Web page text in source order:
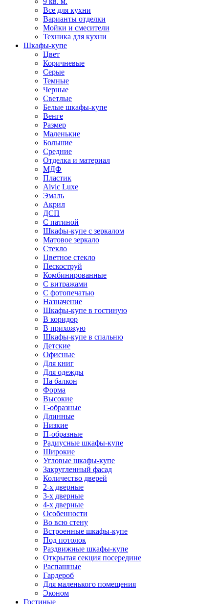
Все для кухни
Варианты отделки
Мойки и смесители
Техника для кухни
Шкафы-купе
Цвет
Коричневые
Серые
Темные
Черные
Светлые
Белые шкафы-купе
Венге
Размер
Маленькие
Большие
Средние
Отделка и материал
МДФ
Пластик
Alvic Luxe
Эмаль
Акрил
ДСП
С патиной
Шкафы-купе с зеркалом
Матовое зеркало
Стекло
Цветное стекло
Пескоструй
Комбинированные
С витражами
С фотопечатью
Назначение
Шкафы-купе в гостиную
В коридор
В прихожую
Шкафы-купе в спальню
Детские
Офисные
Для книг
Для одежды
На балкон
Форма
Высокие
Г-образные
Длинные
Низкие
П-образные
Радиусные шкафы-купе
Широкие
Угловые шкафы-купе
Закругленный фасад
Количество дверей
2-х дверные
3-х дверные
4-х дверные
Особенности
Во всю стену
Встроенные шкафы-купе
Под потолок
Раздвижные шкафы-купе
Открытая секция посередине
Распашные
Гардероб
Для маленького помещения
Эконом
Гостиные